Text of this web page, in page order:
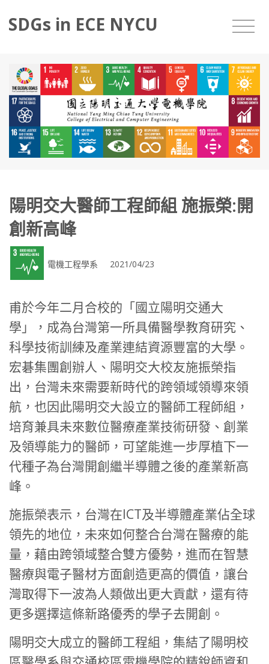
SDGs in ECE NYCU
陽明交大醫師工程師組 施振榮:開
創新高峰
電機工程學系 2021/04/23
甫於今年二月合校的「國立陽明交通大
學」，成為台灣第一所具備醫學教育研究、
科學技術訓練及產業連結資源豐富的大學。
宏碁集團創辦人、陽明交大校友施振榮指
出，台灣未來需要新時代的跨領域領導來領
航，也因此陽明交大設立的醫師工程師組，
培育兼具未來數位醫療產業技術研發、創業
及領導能力的醫師，可望能進一步厚植下一
代種子為台灣開創繼半導體之後的產業新高
峰。
施振榮表示，台灣在ICT及半導體產業佔全球
領先的地位，未來如何整合台灣在醫療的能
量，藉由跨領域整合雙方優勢，進而在智慧
醫療與電子醫材方面創造更高的價值，讓台
灣取得下一波為人類做出更大貢獻，還有待
更多選擇這條新路優秀的學子去開創。
陽明交大成立的醫師工程組，集結了陽明校